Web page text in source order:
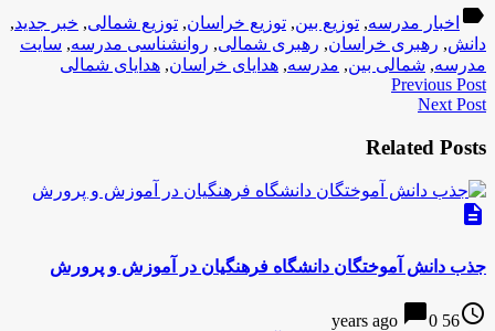
label اخبار مدرسه, توزیع بین, توزیع خراسان, توزیع شمالی, خبر جدید,
دانش, رهبری خراسان, رهبری شمالی, روانشناسی مدرسه, سایت
مدرسه, شمالی بین, مدرسه, هدایای خراسان, هدایای شمالی
Previous Post
Next Post
Related Posts
description
جذب دانش آموختگان دانشگاه فرهنگیان در آموزش و پرورش
access_time
56 years ago
chat_bubble0